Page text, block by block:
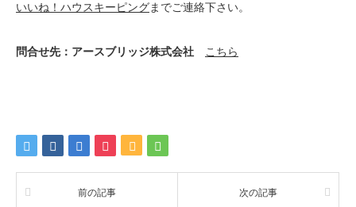
いいね！ハウスキーピングまでご連絡下さい。
問合せ先：アースブリッジ株式会社 こちら
前の記事 次の記事